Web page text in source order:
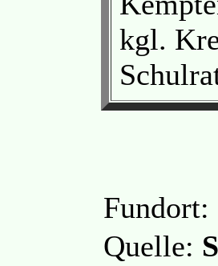
kgl.
Fundort:
Quelle: